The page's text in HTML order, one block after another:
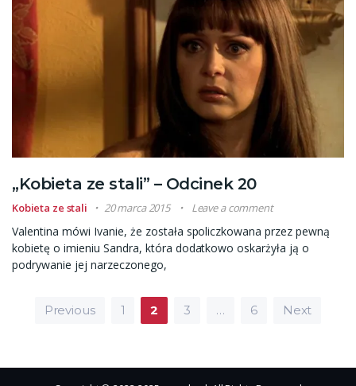
„Kobieta ze stali” – Odcinek 20
Kobieta ze stali 20 marca 2015 Leave a comment
Valentina mówi Ivanie, że została spoliczkowana przez pewną
kobietę o imieniu Sandra, która dodatkowo oskarżyła ją o
podrywanie jej narzeczonego,
Stronicowanie wpisów
Previous 1 2 3 … 6 Next